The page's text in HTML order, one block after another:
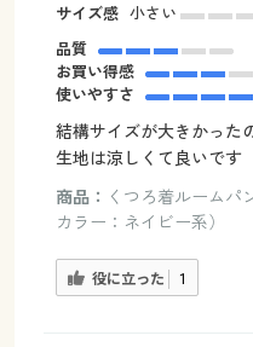
サイズ感 小さい
品質
お買い得感
使いやすさ
結構サイズが大きかった
生地は涼しくて良いです
商品： くつろ着ルームパ
カラー：ネイビー系）
役に立った 1